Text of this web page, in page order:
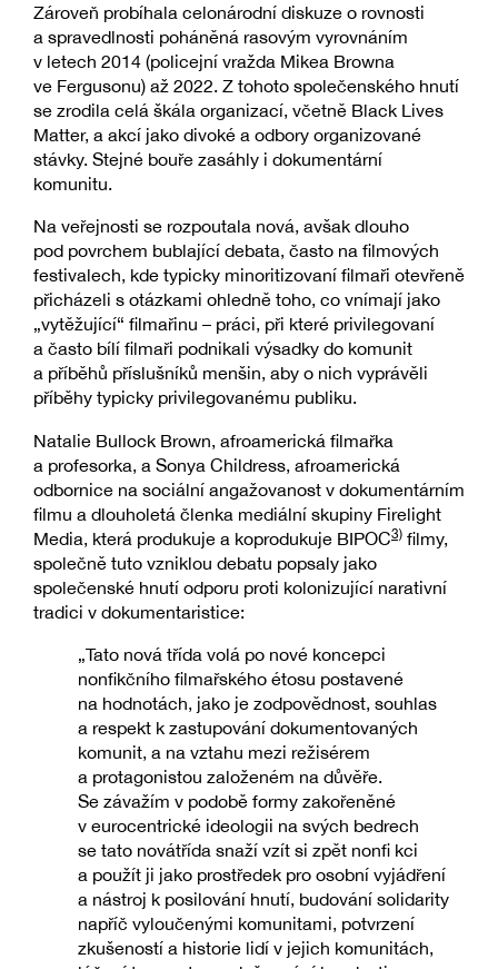
Zároveň probíhala celonárodní diskuze o rovnosti
a spravedlnosti poháněná rasovým vyrovnáním
v letech 2014 (policejní vražda Mikea Browna
ve Fergusonu) až 2022. Z tohoto společenského hnutí
se zrodila celá škála organizací, včetně Black Lives
Matter, a akcí jako divoké a odbory organizované
stávky. Stejné bouře zasáhly i dokumentární
komunitu.
Na veřejnosti se rozpoutala nová, avšak dlouho
pod povrchem bublající debata, často na filmových
festivalech, kde typicky minoritizovaní filmaři otevřeně
přicházeli s otázkami ohledně toho, co vnímají jako
„vytěžující“ filmařinu – práci, při které privilegovaní
a často bílí filmaři podnikali výsadky do komunit
a příběhů příslušníků menšin, aby o nich vyprávěli
příběhy typicky privilegovanému publiku.
Natalie Bullock Brown, afroamerická filmařka
a profesorka, a Sonya Childress, afroamerická
odbornice na sociální angažovanost v dokumentárním
filmu a dlouholetá členka mediální skupiny Firelight
Media, která produkuje a koprodukuje BIPOC3) filmy,
společně tuto vzniklou debatu popsaly jako
společenské hnutí odporu proti kolonizující narativní
tradici v dokumentaristice:
„Tato nová třída volá po nové koncepci
nonfikčního filmařského étosu postavené
na hodnotách, jako je zodpovědnost, souhlas
a respekt k zastupování dokumentovaných
komunit, a na vztahu mezi režisérem
a protagonistou založeném na důvěře.
Se závažím v podobě formy zakořeněné
v eurocentrické ideologii na svých bedrech
se tato novátřída snaží vzít si zpět nonfi kci
a použít ji jako prostředek pro osobní vyjádření
a nástroj k posilování hnutí, budování solidarity
napříč vyloučenými komunitami, potvrzení
zkušeností a historie lidí v jejich komunitách,